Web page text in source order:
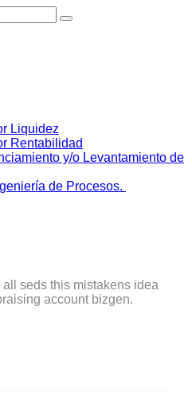
Liquidez
Rentabilidad
y/o Levantamiento de
de Procesos.
seds this mistakens idea
account bizgen.